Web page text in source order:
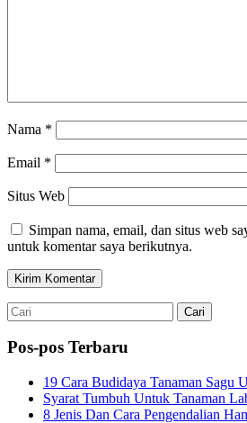
Nama *
Email *
Situs Web
Simpan nama, email, dan situs web
untuk komentar saya berikutnya.
Pos-pos Terbaru
19 Cara Budidaya Tanaman Sagu
Syarat Tumbuh Untuk Tanaman
8 Jenis Dan Cara Pengendalian